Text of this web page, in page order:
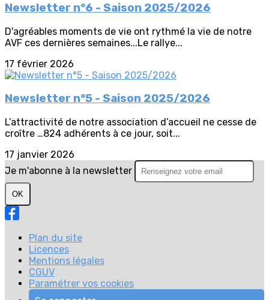
Newsletter n°6 - Saison 2025/2026
D'agréables moments de vie ont rythmé la vie de notre
AVF ces dernières semaines...Le rallye...
17 février 2026
Newsletter n°5 - Saison 2025/2026
L’attractivité de notre association d’accueil ne cesse de
croître …824 adhérents à ce jour, soit...
17 janvier 2026
Je m'abonne à la newsletter
OK
Plan du site
Licences
Mentions légales
CGUV
Paramétrer vos cookies